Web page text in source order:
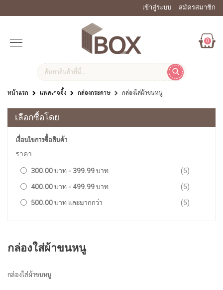
เข้าสู่ระบบ สมัครสมาชิก
0
หน้าแรก แพคเกจจิ้ง กล่องกระดาษ กล่องใส่ผ้าขนหนู
กล่องใส่ผ้าขนหนู
กล่องใส่ผ้าขนหนู
เลือกซื้อโดย
เงื่อนไขการซื้อสินค้า
ราคา
300.00 บาท - 399.99 บาท 5
รายการ
400.00 บาท - 499.99 บาท 5
รายการ
500.00 บาท และมากกว่า 5
รายการ